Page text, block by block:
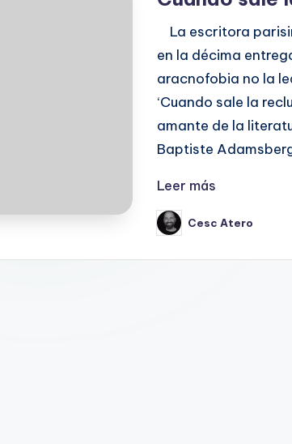
La escritora
en la décima
aracnofobia no la
‘Cuando sale la
amante de la
Baptiste
Leer más
Publicado
por
Cesc Atero